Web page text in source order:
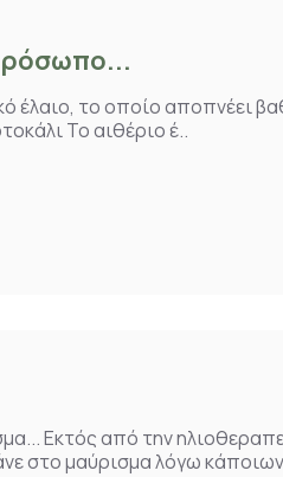
έλαιο, το οποίο αποπνέει
Το αιθέριο έ..
Εκτός από την
στο μαύρισμα λόγω